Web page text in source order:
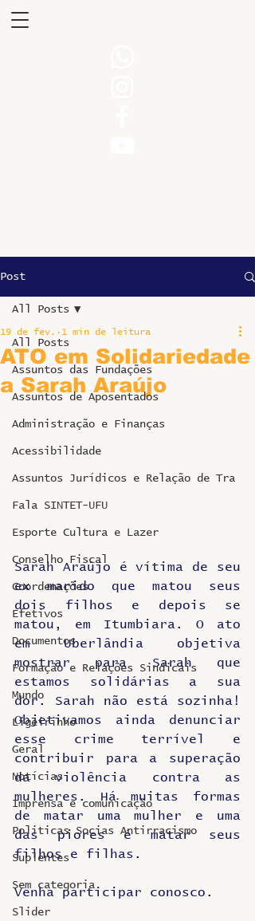
Post
All Posts
Assuntos das Fundações
Assuntos de Aposentados
Administração e Finanças
Acessibilidade
Assuntos Jurídicos e Relação de Tra
Fala SINTET-UFU
Esporte Cultura e Lazer
Conselho Fiscal
Coordenações
Efetivos
Documentos
Formação e Relações Sindicais
Mundo
Ligeirinho
Geral
Notícias
Imprensa e comunicação
Politicas Socias Antirracismo
Suplentes
Sem categoria
Slider
All Posts
ATO em Solidariedade
a Sarah Araújo
19 de fev. 1 min de leitura
Sarah Araújo é vítima de seu
ex marido que matou seus
dois filhos e depois se
matou, em Itumbiara. O ato
em Uberlândia objetiva
mostrar para Sarah que
estamos solidárias a sua
dor. Sarah não está sozinha!
Objetivamos ainda denunciar
esse crime terrível e
contribuir para a superação
da violência contra as
mulheres. Há muitas formas
de matar uma mulher e uma
das piores é matar seus
filhos e filhas.
Venha participar conosco.